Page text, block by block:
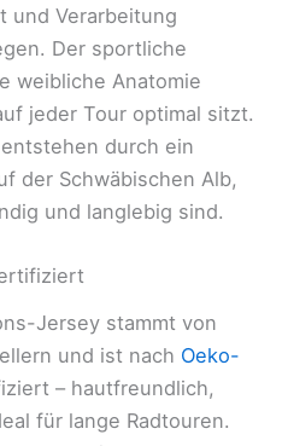
und Verarbeitung
Der sportliche
weibliche Anatomie
jeder Tour optimal sitzt.
durch ein
der Schwäbischen Alb,
und langlebig sind.
Jersey stammt von
und ist nach Oeko-
– hautfreundlich,
für lange Radtouren.